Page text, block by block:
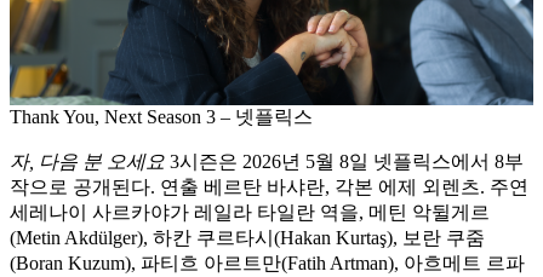
Thank You, Next Season 3 – 넷플릭스
자, 다음 분 오세요 3시즌은 2026년 5월 8일 넷플릭스에서 8부
작으로 공개된다. 연출 베르탄 바샤란, 각본 에제 외렌츠. 주연
세레나이 사르카야가 레일라 타일란 역을, 메틴 악뒬게르
(Metin Akdülger), 하칸 쿠르타시(Hakan Kurtaş), 보란 쿠줌
(Boran Kuzum), 파티흐 아르트만(Fatih Artman), 아흐메트 르파